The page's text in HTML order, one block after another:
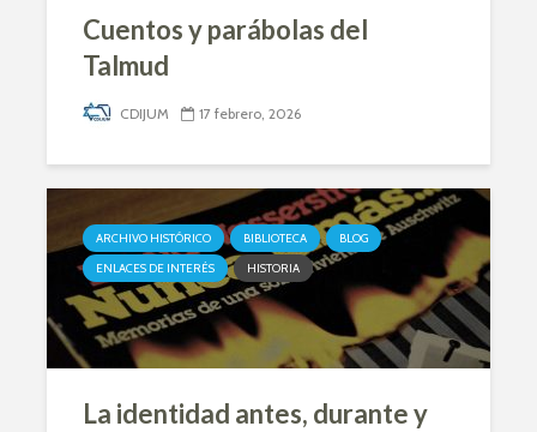
Cuentos y parábolas del
Talmud
CDIJUM 17 febrero, 2026
ARCHIVO HISTÓRICO BIBLIOTECA
BLOG
ENLACES DE INTERÉS
HISTORIA
La identidad antes, durante y